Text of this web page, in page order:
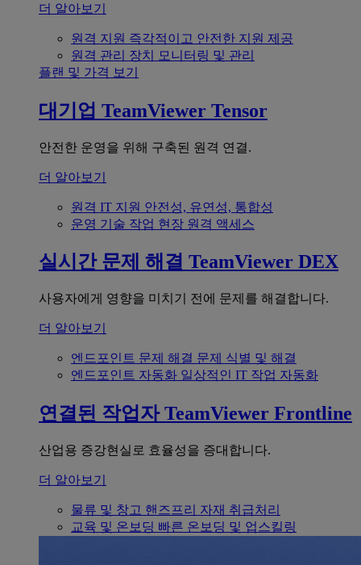
더 알아보기
원격 지원 즉각적이고 안전한 지원 제공
원격 관리 장치 모니터링 및 관리
플랜 및 가격 보기
대기업 TeamViewer Tensor
안전한 운영을 위해 구축된 원격 연결.
더 알아보기
원격 IT 지원 안전성, 유연성, 통합성
운영 기술 작업 현장 원격 액세스
실시간 문제 해결 TeamViewer DEX
사용자에게 영향을 미치기 전에 문제를 해결합니다.
더 알아보기
엔드포인트 문제 해결 문제 식별 및 해결
엔드포인트 자동화 일상적인 IT 작업 자동화
연결된 작업자 TeamViewer Frontline
산업용 증강현실로 효율성을 증대합니다.
더 알아보기
물류 및 창고 핸즈프리 자재 취급처리
교육 및 온보딩 빠른 온보딩 및 업스킬링